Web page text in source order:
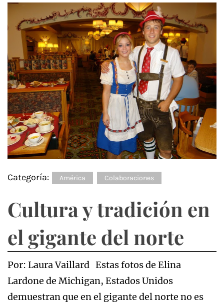
Categoría: América Colaboraciones
Cultura y tradición en
el gigante del norte
Por: Laura Vaillard Estas fotos de Elina
Lardone de Michigan, Estados Unidos
demuestran que en el gigante del norte no es